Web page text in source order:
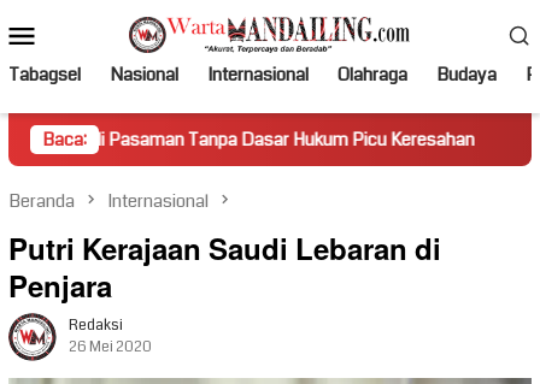
ke
kontenMobile
Tabagsel Nasional Internasional Olahraga Budaya
Baca:
Pasaman Tanpa Dasar Hukum Picu Keresahan Truk
Beranda Internasional
Putri Kerajaan Saudi Lebaran di
Penjara
Redaksi
26 Mei 2020